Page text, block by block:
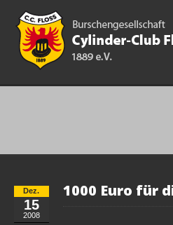
Dez.
15
2008
1000 Euro für